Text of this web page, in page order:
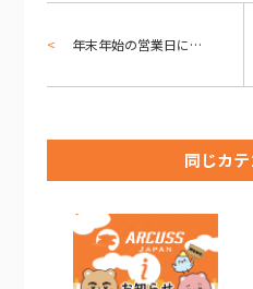
年末年始の営業日について
同じカ